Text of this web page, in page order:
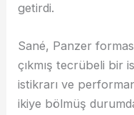
getirdi.
Sané, Panzer
çıkmış tecrübeli bir
istikrarı ve
ikiye bölmüş